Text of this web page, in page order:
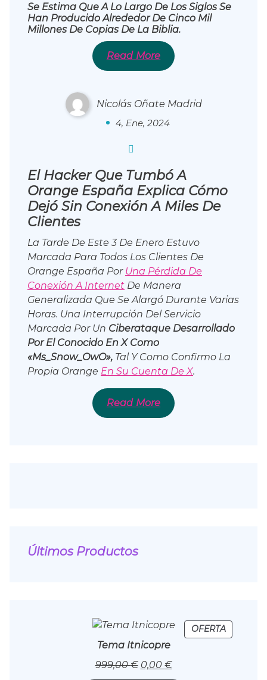
Se Estima Que A Lo Largo De Los Siglos Se
Han Producido Alrededor De Cinco Mil
Millones De Copias De La Biblia.
Read More
El Hacker Que Tumbó A Orange
Nicolás Oñate Madrid
4, Ene, 2024
El Hacker Que Tumbó A
Orange España Explica Cómo
Dejó Sin Conexión A Miles De
Clientes
La Tarde De Este 3 De Enero Estuvo
Marcada Para Todos Los Clientes De
Orange España Por Una Pérdida De
Conexión A Internet De Manera
Generalizada Que Se Alargó Durante Varias
Horas. Una Interrupción Del Servicio
Marcada Por Un Ciberataque Desarrollado
Por El Conocido En X Como
«Ms_Snow_OwO», Tal Y Como Confirmo La
Propia Orange En Su Cuenta De X.
Read More
Últimos Productos
OFERTA
EN
Tema Itnicopre
999,00€ El
0,00 €El